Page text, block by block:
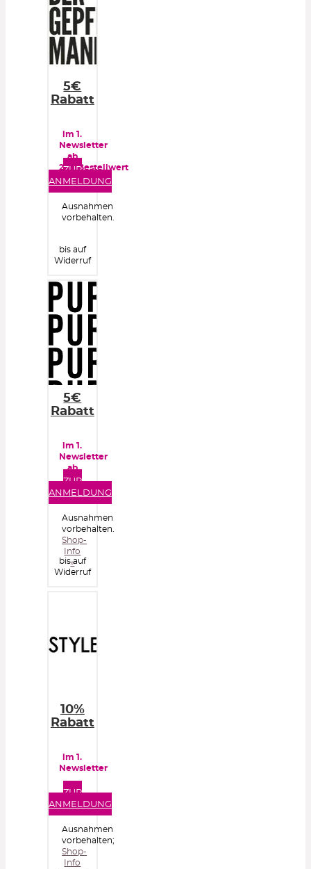
5€
Rabatt
im 1.
Newsletter
ab
25€ Bestellwert
ZUR
ANMELDUNG
Ausnahmen
vorbehalten.
bis auf
Widerruf
5€
Rabatt
im 1.
Newsletter
ab
50€
Bestellwert
ZUR
ANMELDUNG
Ausnahmen
vorbehalten.
Shop-
Info
»
bis auf
Widerruf
10%
Rabatt
im 1.
Newsletter
ZUR
ANMELDUNG
Ausnahmen
vorbehalten;
Shop-
Info